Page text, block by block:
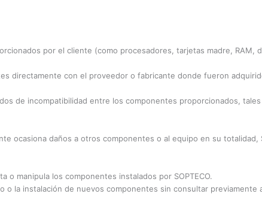
por el cliente (como procesadores, tarjetas madre,
directamente con el proveedor o fabricante donde fueron
de incompatibilidad entre los componentes proporcionados,
ocasiona daños a otros componentes o al equipo en su totalidad,
o manipula los componentes instalados por SOPTECO.
la instalación de nuevos componentes sin consultar previamente a